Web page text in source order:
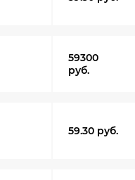
59300
руб.
59.30 руб.